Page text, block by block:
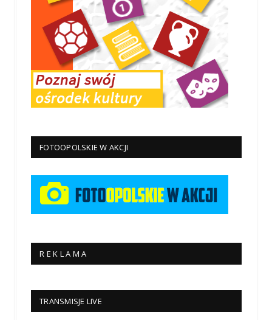
FOTOOPOLSKIE W AKCJI
R E K L A M A
TRANSMISJE LIVE